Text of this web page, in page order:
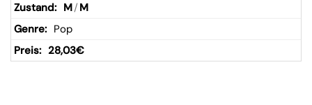
M/ M
Pop
28,03€